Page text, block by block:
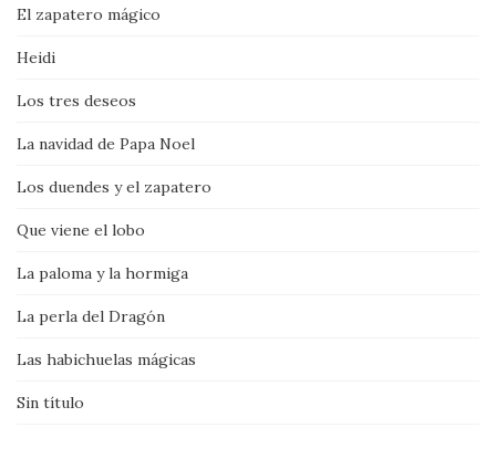
El zapatero mágico
Heidi
Los tres deseos
La navidad de Papa Noel
Los duendes y el zapatero
Que viene el lobo
La paloma y la hormiga
La perla del Dragón
Las habichuelas mágicas
Sin título